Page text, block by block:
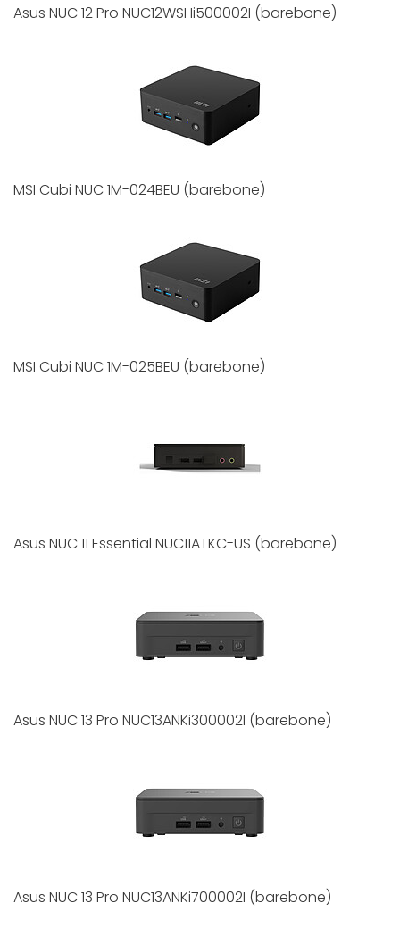
Asus NUC 12 Pro NUC12WSHi500002I (barebone)
MSI Cubi NUC 1M-024BEU (barebone)
MSI Cubi NUC 1M-025BEU (barebone)
Asus NUC 11 Essential NUC11ATKC-US (barebone)
Asus NUC 13 Pro NUC13ANKi300002I (barebone)
Asus NUC 13 Pro NUC13ANKi700002I (barebone)